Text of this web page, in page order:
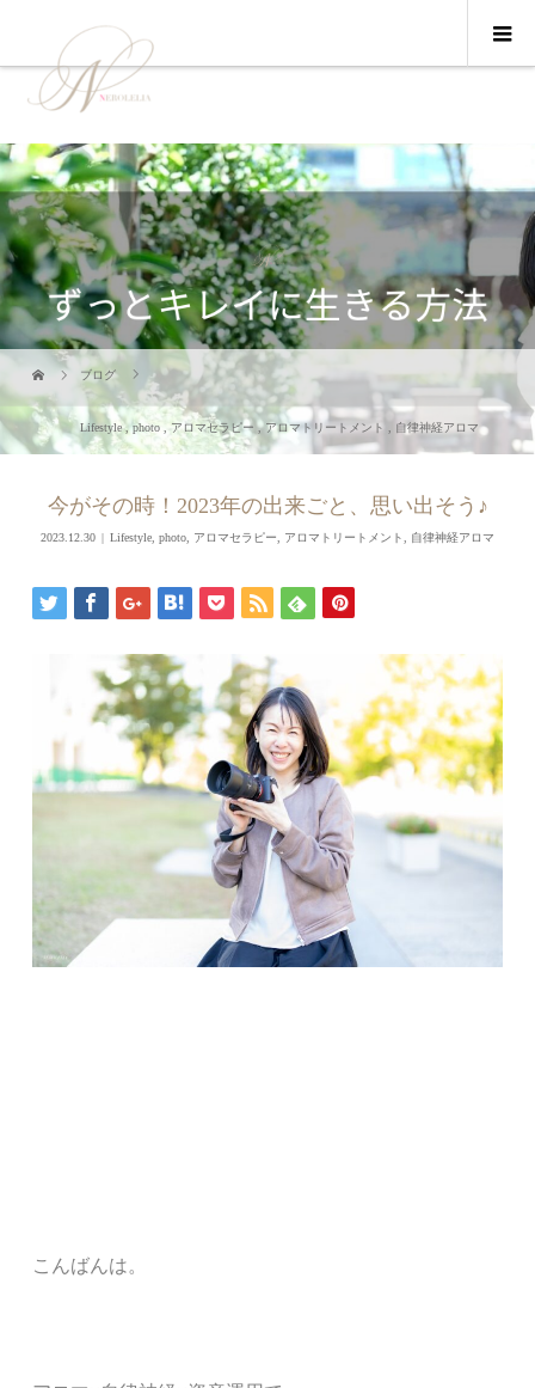
ブログ
Lifestyle ,photo ,アロマセラピー ,アロマトリートメント 自律神経アロマ
今がその時！2023年の出来ごと、思い出そう♪
2023.12.30 Lifestyle, photo, アロマセラピー, アロマトリートメント, 自律神経アロマ
こんばんは。